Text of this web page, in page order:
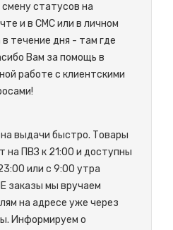
статусов на
и в СМС или в личном
течение дня - там где
Вам за помощь в
работе с клиентскими
выдачи быстро. Товары
на ПВЗ к 21:00 и доступны
или с 9:00 утра
заказы мы вручаем
на адресе уже через
Информируем о